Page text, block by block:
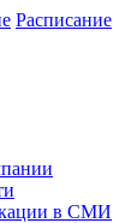
Расписание
в СМИ